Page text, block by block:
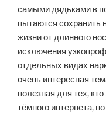
самыми дядьками в
пытаются сохранить
жизни от длинного
исключения
отдельных видах
очень интересная
полезная для тех,
тёмного интернета,